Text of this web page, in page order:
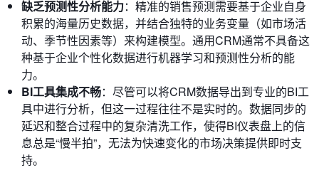
缺乏预测性分析能力：精准的销售预测需要基于企业自身
积累的海量历史数据，并结合独特的业务变量（如市场活
动、季节性因素等）来构建模型。通用CRM通常不具备这
种基于企业个性化数据进行机器学习和预测性分析的能
力。
BI工具集成不畅：尽管可以将CRM数据导出到专业的BI工
具中进行分析，但这一过程往往不是实时的。数据同步的
延迟和整合过程中的复杂清洗工作，使得BI仪表盘上的信
息总是“慢半拍”，无法为快速变化的市场决策提供即时支
持。